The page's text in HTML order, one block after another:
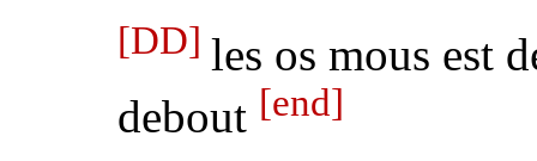
[DD] les os mous est
debout [end]